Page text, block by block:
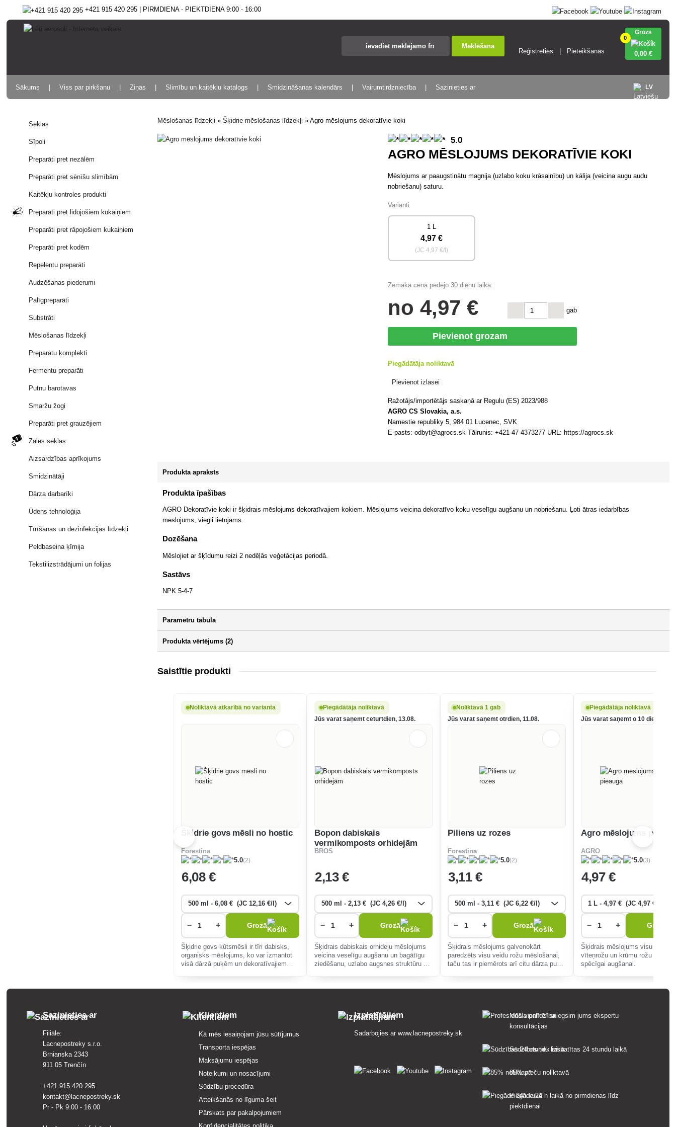
+421 915 420 295 | PIRMDIENA - PIEKTDIENA 9:00 - 16:00
Meklēšana
Reģistrēties Pieteikšanās
0
Grozs
0,00 €
LV
Sākums Viss par pirkšanu Ziņas Slimību un kaitēkļu katalogs Smidzināšanas kalendārs Vairumtirdzniecība Sazinieties ar
Sēklas
Sīpoli
Preparāti pret nezālēm
Preparāti pret sēnīšu slimībām
Kaitēkļu kontroles produkti
Preparāti pret lidojošiem kukaiņiem
Preparāti pret rāpojošiem kukaiņiem
Preparāti pret kodēm
Repelentu preparāti
Audzēšanas piederumi
Palīgpreparāti
Substrāti
Mēslošanas līdzekļi
Preparātu komplekti
Fermentu preparāti
Putnu barotavas
Smaržu žogi
Preparāti pret grauzējiem
Zāles sēklas
Aizsardzības aprīkojums
Smidzinātāji
Dārza darbarīki
Ūdens tehnoloģija
Tīrīšanas un dezinfekcijas līdzekļi
Peldbaseina ķīmija
Tekstilizstrādājumi un folijas
Mēslošanas līdzekļi »Šķidrie mēslošanas līdzekļi »Agro mēslojums dekoratīvie koki
5.0
AGRO MĒSLOJUMS DEKORATĪVIE KOKI
Mēslojums ar paaugstinātu magnija (uzlabo koku krāsainību) un kālija (veicina augu audu
nobriešanu) saturu.
Varianti
1 L
4,97 €
(JC4,97 €/l)
Zemākā cena pēdējo 30 dienu laikā:
no4,97 € gab
Pievienot grozam
Piegādātāja noliktavā
Pievienot izlasei
Ražotājs/importētājs saskaņā ar Regulu (ES) 2023/988
AGRO CS Slovakia, a.s.
Namestie republiky 5, 984 01 Lucenec, SVK
E-pasts: odbyt@agrocs.sk Tālrunis: +421 47 4373277 URL: https://agrocs.sk
Produkta apraksts
Produkta īpašības
AGRO Dekoratīvie koki ir šķidrais mēslojums dekoratīvajiem kokiem. Mēslojums veicina dekoratīvo koku veselīgu augšanu un nobriešanu. Ļoti ātras iedarbības
mēslojums, viegli lietojams.
Dozēšana
Mēslojiet ar šķīdumu reizi 2 nedēļās veģetācijas periodā.
Sastāvs
NPK 5-4-7
Parametru tabula
Produkta vērtējums (2)
Saistītie produkti
Noliktavā atkarībā no varianta
Šķidrie govs mēsli no hostic
Forestina
5.0(2)
6,08 €
− + Grozā
Šķidrie govs kūtsmēsli ir tīri dabisks,
organisks mēslojums, ko var izmantot
visā dārzā puķēm un dekoratīvajiem
Piegādātāja noliktavā
Jūs varat saņemt ceturtdien, 13.08.
Bopon dabiskais
vermikomposts orhidejām
BROS
2,13 €
− + Grozā
Šķidrais dabiskais orhideju mēslojums
veicina veselīgu augšanu un bagātīgu
ziedēšanu, uzlabo augsnes struktūru un
Noliktavā 1 gab
Jūs varat saņemt otrdien, 11.08.
Piliens uz rozes
Forestina
5.0(2)
3,11 €
− + Grozā
Šķidrais mēslojums galvenokārt
paredzēts visu veidu rožu mēslošanai,
taču tas ir piemērots arī citu dārza puķu
Piegādātāja noliktavā
Jūs varat saņemt o 10 dienu,
Agro mēslojums
AGRO
5.0(3)
4,97 €
− + Grozā
Šķidrais mēslojums visu šķirņu
vīteņrožu un krūmu rožu
spēcīgai augšanai.
Sazinieties ar
Filiāle:
Lacnepostreky s.r.o.
Brnianska 2343
911 05 Trenčín
+421 915 420 295
kontakt@lacnepostreky.sk
Pr - Pk 9:00 - 16:00
Klientiem
Kā mēs iesaiņojam jūsu sūtījumus
Transporta iespējas
Maksājumu iespējas
Noteikumi un nosacījumi
Sūdzību procedūra
Atteikšanās no līguma šeit
Pārskats par pakalpojumiem
Izplatītājiem
Sadarbojies arwww.lacnepostreky.sk
Mēs vienmēr sniegsim jums ekspertu
konsultācijas
Sūdzības tiek izskatītas 24 stundu laikā
85% preču noliktavā
Piegāde 24 h laikā no pirmdienas līdz
piektdienai